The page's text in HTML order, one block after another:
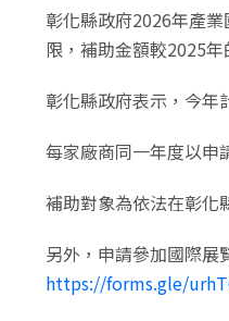
彰化縣政府2026年產
限，補助金額較2025
彰化縣政府表示，今年
每家廠商同一年度以申
補助對象為依法在彰化
另外，申請參加國際展
https://forms.gle/